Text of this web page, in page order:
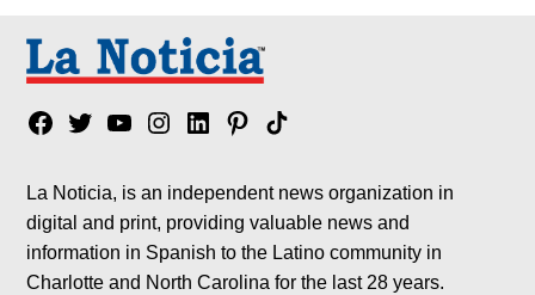
Facebook
TwitterYouTubeInstagram
LinkedinPinterest
Tik
La Noticia, is an independent news organization in
digital and print, providing valuable news and
information in Spanish to the Latino community in
Charlotte and North Carolina for the last 28 years.